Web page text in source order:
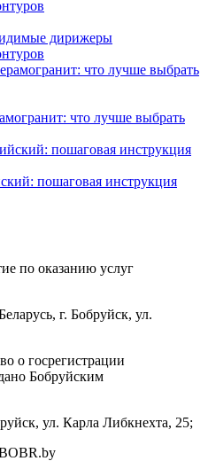
дирижеры
что лучше выбрать
пошаговая инструкция
по оказанию услуг
г. Бобруйск, ул.
о госрегистрации
Бобруйским
ул. Карла Либкнехта, 25;